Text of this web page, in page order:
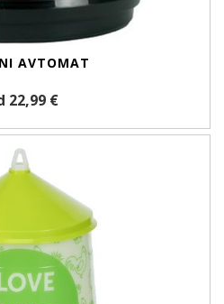
AVTOMAT
22,99 €